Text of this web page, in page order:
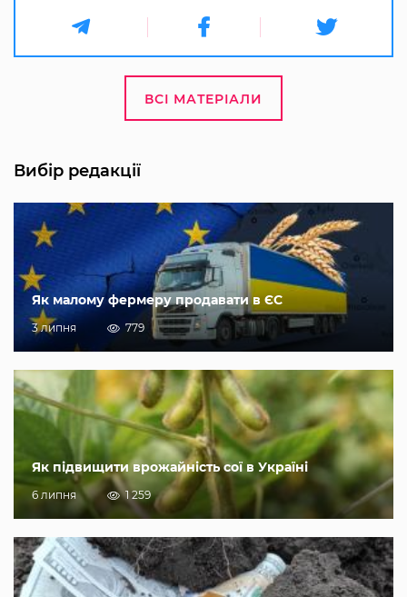
ВСІ МАТЕРІАЛИ
Вибір редакції
Як малому фермеру продавати в ЄС
3 липня 779
Як підвищити врожайність сої в Україні
6 липня 1 259